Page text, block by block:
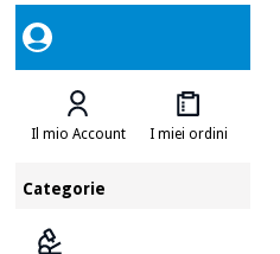
Il mio Account I miei ordini
Categorie